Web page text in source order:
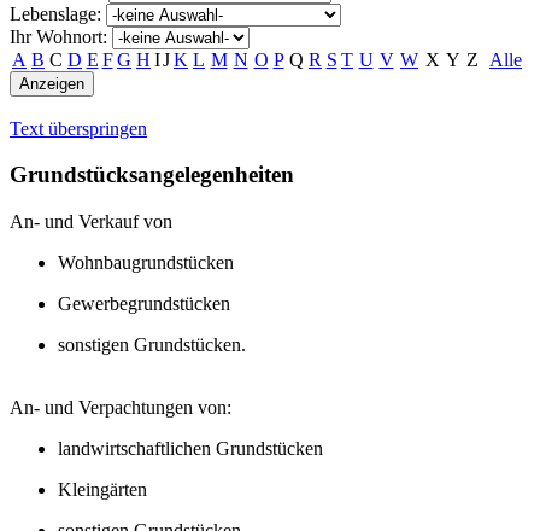
Lebenslage:
Ihr Wohnort:
A B C D E F G H IJK L M N O P Q R S T U V W X Y Z Alle
Text überspringen
Grundstücksangelegenheiten
An- und Verkauf von
Wohnbaugrundstücken
Gewerbegrundstücken
sonstigen Grundstücken.
An- und Verpachtungen von:
landwirtschaftlichen Grundstücken
Kleingärten